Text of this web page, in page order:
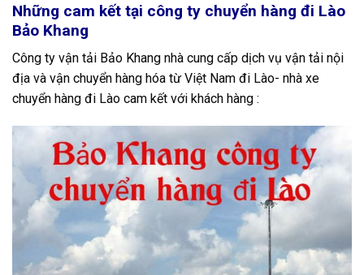
Những cam kết tại công ty chuyển hàng đi Lào
Bảo Khang
Công ty vận tải Bảo Khang nhà cung cấp dịch vụ vận tải nội
địa và vận chuyển hàng hóa từ Việt Nam đi Lào- nhà xe
chuyển hàng đi Lào cam kết với khách hàng :